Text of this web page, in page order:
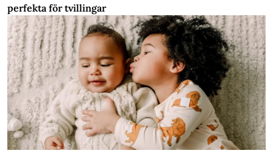
perfekta för tvillingar